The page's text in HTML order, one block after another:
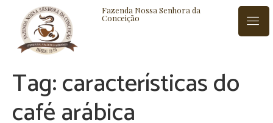
Fazenda Nossa Senhora da
Conceição
BLOG CONTATO
Tag:características do
café arábica